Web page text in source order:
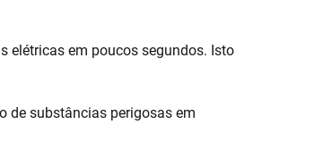
elétricas em poucos segundos. Isto
de substâncias perigosas em